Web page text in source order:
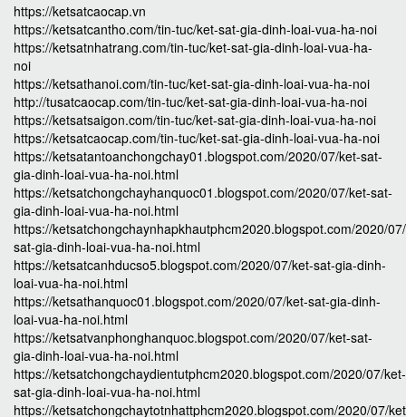
https://ketsatcaocap.vn
https://ketsatcantho.com/tin-tuc/ket-sat-gia-dinh-loai-vua-ha-noi
https://ketsatnhatrang.com/tin-tuc/ket-sat-gia-dinh-loai-vua-ha-
noi
https://ketsathanoi.com/tin-tuc/ket-sat-gia-dinh-loai-vua-ha-noi
http://tusatcaocap.com/tin-tuc/ket-sat-gia-dinh-loai-vua-ha-noi
https://ketsatsaigon.com/tin-tuc/ket-sat-gia-dinh-loai-vua-ha-noi
https://ketsatcaocap.com/tin-tuc/ket-sat-gia-dinh-loai-vua-ha-noi
https://ketsatantoanchongchay01.blogspot.com/2020/07/ket-sat-
gia-dinh-loai-vua-ha-noi.html
https://ketsatchongchayhanquoc01.blogspot.com/2020/07/ket-sat-
gia-dinh-loai-vua-ha-noi.html
https://ketsatchongchaynhapkhautphcm2020.blogspot.com/2020/
sat-gia-dinh-loai-vua-ha-noi.html
https://ketsatcanhducso5.blogspot.com/2020/07/ket-sat-gia-dinh-
loai-vua-ha-noi.html
https://ketsathanquoc01.blogspot.com/2020/07/ket-sat-gia-dinh-
loai-vua-ha-noi.html
https://ketsatvanphonghanquoc.blogspot.com/2020/07/ket-sat-
gia-dinh-loai-vua-ha-noi.html
https://ketsatchongchaydientutphcm2020.blogspot.com/2020/07/ket-
sat-gia-dinh-loai-vua-ha-noi.html
https://ketsatchongchaytotnhattphcm2020.blogspot.com/2020/07/